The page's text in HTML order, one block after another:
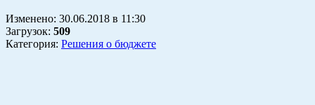
Изменено: 30.06.2018 в 11:30
Загрузок: 509
Категория: Решения о бюджете